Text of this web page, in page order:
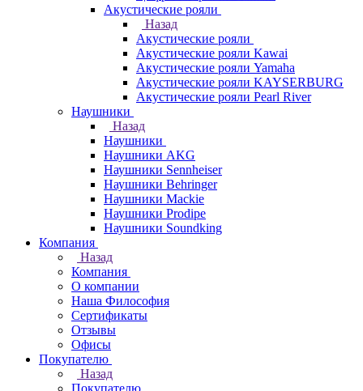
Акустические рояли
Назад
Акустические рояли
Акустические рояли Kawai
Акустические рояли Yamaha
Акустические рояли KAYSERBURG
Акустические рояли Pearl River
Наушники
Назад
Наушники
Наушники AKG
Наушники Sennheiser
Наушники Behringer
Наушники Mackie
Наушники Prodipe
Наушники Soundking
Компания
Назад
Компания
О компании
Наша Философия
Сертификаты
Отзывы
Офисы
Покупателю
Назад
Покупателю